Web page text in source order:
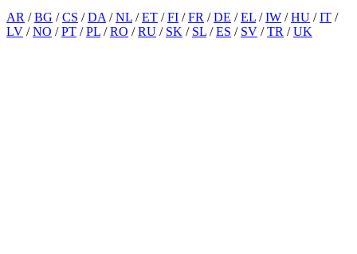
AR /BG /CS /DA /NL /ET /FI /FR /DE /EL /IW /HU /IT /
LV /NO /PT /PL /RO /RU / SK / SL /ES / SV /TR /UK